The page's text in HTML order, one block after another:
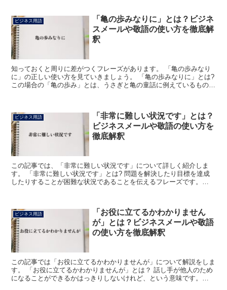
ビジネス用語
「亀の歩みなりに」とは？ビジネ
スメールや敬語の使い方を徹底解
釈
知っておくと周りに差がつくフレーズがあります。 「亀の歩みなり
に」の正しい使い方を見ていきましょう。 「亀の歩みなりに」とは?
この場合の「亀の歩み」とは、うさぎと亀の童話に例えているもので
ビジネス用語
「非常に難しい状況です」とは？
ビジネスメールや敬語の使い方を
徹底解釈
この記事では、「非常に難しい状況です」について詳しく紹介しま
す。 「非常に難しい状況です」とは? 問題を解決したり目標を達成
したりすることが困難な状況であることを伝えるフレーズです。
ビジネス用語
「お役に立てるかわかりません
が」とは？ビジネスメールや敬語
の使い方を徹底解釈
この記事では「お役に立てるかわかりませんが」について解説をしま
す。 「お役に立てるかわかりませんが」とは？ 話し手が他人のため
になることができるかはっきりしないけれど、という意味です。